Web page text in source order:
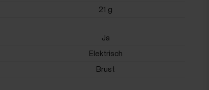
21 g
Ja
Elektrisch
Brust